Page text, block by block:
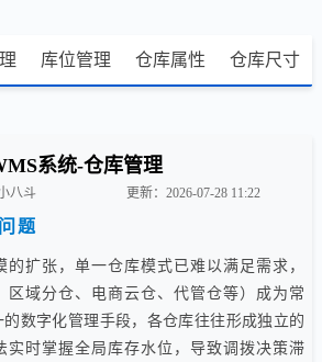
库位管理 仓库属性 仓库尺寸
系统-仓库管理
八斗 更新：2026-07-28 11:22
题
的扩张，单一仓库模式已难以满足需求，
区域分仓、电商云仓、代管仓等）成为常
数字化管理手段，各仓库往往形成独立的
实时掌握全局库存水位，导致调拨决策滞